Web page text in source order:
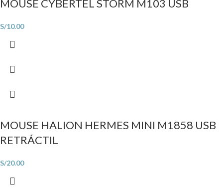
MOUSE CYBERTEL STORM M103 USB
S/10.00
MOUSE HALION HERMES MINI M1858 USB
RETRÁCTIL
S/20.00